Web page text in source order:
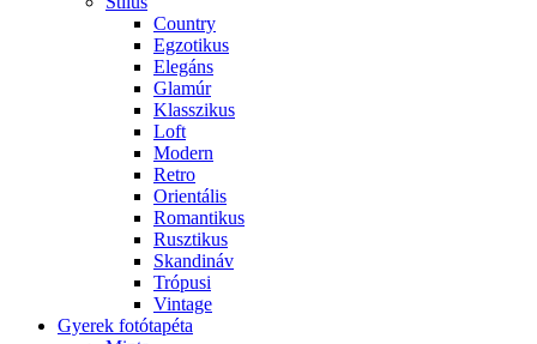
Country
Egzotikus
Elegáns
Glamúr
Klasszikus
Loft
Modern
Retro
Orientális
Romantikus
Rusztikus
Skandináv
Trópusi
Vintage
Gyerek fotótapéta